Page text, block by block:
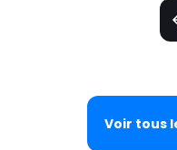
Voir tous